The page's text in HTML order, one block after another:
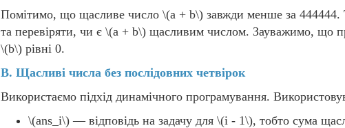
Помітимо, що щасливе число \(a + b\) завжди менше за 444444.
та перевіряти, чи є \(a + b\) щасливим числом. Зауважимо, що
\(b\) рівні 0.
B. Щасливі числа без послідовних четвірок
Використаємо підхід динамічного програмування.
\(ans_i\) — відповідь на задачу для \(i - 1\), тобто сума